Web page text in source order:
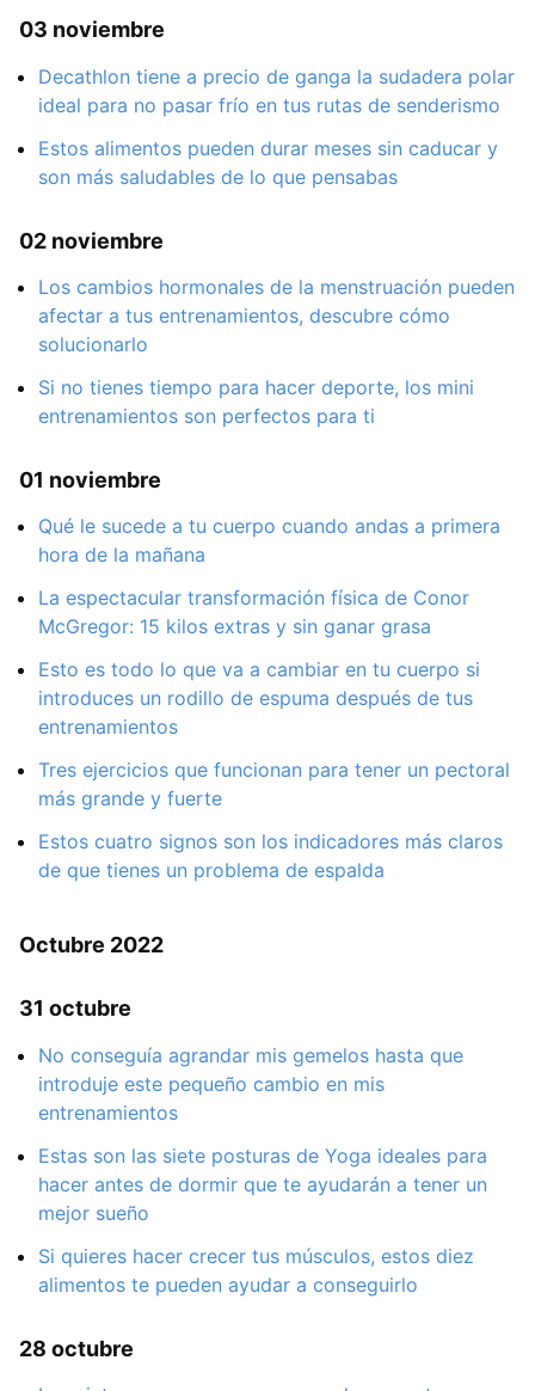
03 noviembre
Decathlon tiene a precio de ganga la sudadera polar
ideal para no pasar frío en tus rutas de senderismo
Estos alimentos pueden durar meses sin caducar y
son más saludables de lo que pensabas
02 noviembre
Los cambios hormonales de la menstruación pueden
afectar a tus entrenamientos, descubre cómo
solucionarlo
Si no tienes tiempo para hacer deporte, los mini
entrenamientos son perfectos para ti
01 noviembre
Qué le sucede a tu cuerpo cuando andas a primera
hora de la mañana
La espectacular transformación física de Conor
McGregor: 15 kilos extras y sin ganar grasa
Esto es todo lo que va a cambiar en tu cuerpo si
introduces un rodillo de espuma después de tus
entrenamientos
Tres ejercicios que funcionan para tener un pectoral
más grande y fuerte
Estos cuatro signos son los indicadores más claros
de que tienes un problema de espalda
Octubre 2022
31 octubre
No conseguía agrandar mis gemelos hasta que
introduje este pequeño cambio en mis
entrenamientos
Estas son las siete posturas de Yoga ideales para
hacer antes de dormir que te ayudarán a tener un
mejor sueño
Si quieres hacer crecer tus músculos, estos diez
alimentos te pueden ayudar a conseguirlo
28 octubre